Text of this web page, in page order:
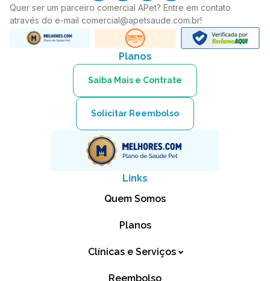
Quer ser um parceiro comercial APet? Entre em contato
através do e-mail comercial@apetsaude.com.br!
Planos
Saiba Mais e Contrate
Solicitar Reembolso
Links
Quem Somos
Planos
Clínicas e Serviços
Reembolso